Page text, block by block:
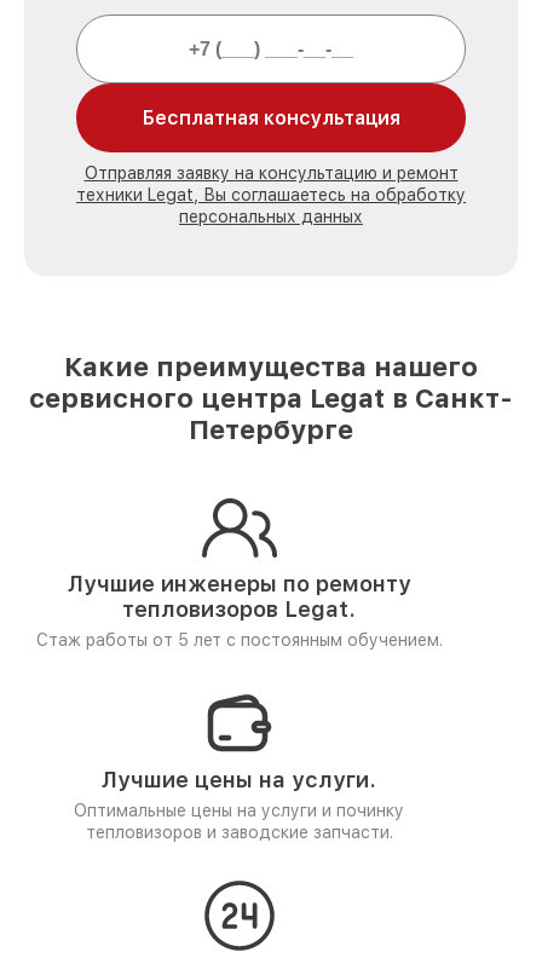
Бесплатная консультация
Отправляя заявку на консультацию и ремонт
техники Legat, Вы соглашаетесь на обработку
персональных данных
Какие преимущества нашего
сервисного центра Legat в Санкт-
Петербурге
Лучшие инженеры по ремонту
тепловизоров Legat.
Стаж работы от 5 лет с постоянным обучением.
Лучшие цены на услуги.
Оптимальные цены на услуги и починку
тепловизоров и заводские запчасти.